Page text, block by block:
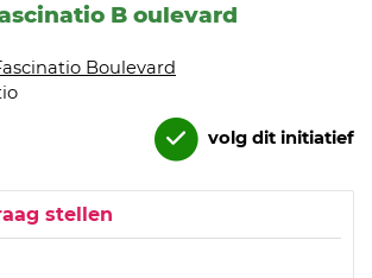
B oulevard
Boulevard
volg dit initiatief
stellen